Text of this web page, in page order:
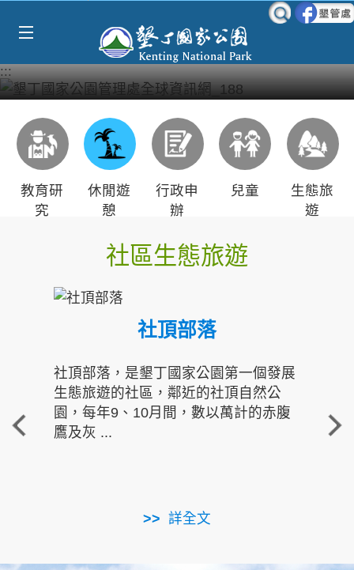
:::
教育研
究
休閒遊
憩
行政申
辦
兒童
生態旅
遊
社區生態旅遊
社頂部落
社頂部落，是墾丁國家公園第一個發展
生態旅遊的社區，鄰近的社頂自然公
園，每年9、10月間，數以萬計的赤腹
鷹及灰 ...
詳全文
重
走進